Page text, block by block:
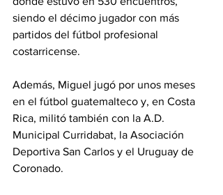
siendo el décimo jugador con más
partidos del fútbol profesional
costarricense.
Además, Miguel jugó por unos meses
en el fútbol guatemalteco y, en Costa
Rica, militó también con la A.D.
Municipal Curridabat, la Asociación
Deportiva San Carlos y el Uruguay de
Coronado.